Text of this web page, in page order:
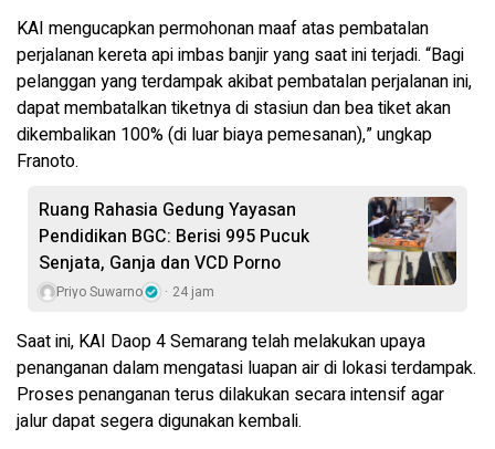
KAI mengucapkan permohonan maaf atas pembatalan
perjalanan kereta api imbas banjir yang saat ini terjadi. “Bagi
pelanggan yang terdampak akibat pembatalan perjalanan ini,
dapat membatalkan tiketnya di stasiun dan bea tiket akan
dikembalikan 100% (di luar biaya pemesanan),” ungkap
Franoto.
Ruang Rahasia Gedung Yayasan
Pendidikan BGC: Berisi 995 Pucuk
Senjata, Ganja dan VCD Porno
Priyo Suwarno 24 jam
Saat ini, KAI Daop 4 Semarang telah melakukan upaya
penanganan dalam mengatasi luapan air di lokasi terdampak.
Proses penanganan terus dilakukan secara intensif agar
jalur dapat segera digunakan kembali.